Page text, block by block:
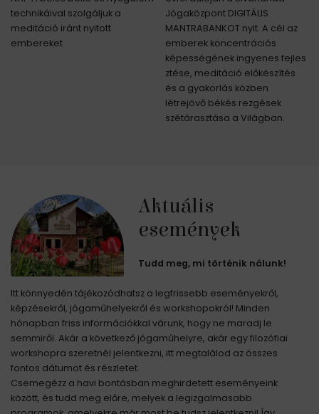
technikáival szolgáljuk a
meditáció iránt nyitott
embereket
Jógaközpont DIGITÁLIS
MANTRABANKOT nyit. A cél az
emberek koncentrációs
képességének ingyenes fejles
ztése, meditáció előkészítés
és a gyakorlás közben
létrejövő békés rezgések
szétárasztása a Világban.
Aktuális
események
Tudd meg, mi történik nálunk!
Itt könnyedén tájékozódhatsz a legfrissebb eseményekről,
képzésekről, jógaműhelyekről és workshopokról! Minden
hónapban friss információkkal várunk, hogy ne maradj le
semmiről. Akár a következő jógaműhelyre, akár egy filozófiai
workshopra szeretnél jelentkezni, itt megtalálod az összes
fontos dátumot és részletet.
Csemegézz a havi bontásban meghirdetett eseményeink
között, és tudd meg előre, melyek a legizgalmasabb